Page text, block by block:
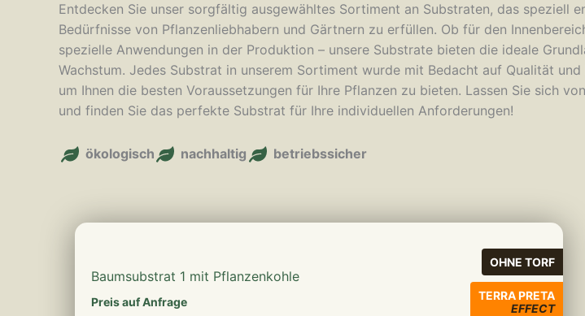
Entdecken Sie unser sorgfältig ausgewähltes Sortiment an Substraten, das speziell
Bedürfnisse von Pflanzenliebhabern und Gärtnern zu erfüllen. Ob für den
spezielle Anwendungen in der Produktion – unsere Substrate bieten die ideale
Wachstum. Jedes Substrat in unserem Sortiment wurde mit Bedacht auf Qualität
um Ihnen die besten Voraussetzungen für Ihre Pflanzen zu bieten. Lassen Sie sich
und finden Sie das perfekte Substrat für Ihre individuellen Anforderungen!
ökologisch nachhaltig betriebssicher
OHNE TORF
TERRA PRETA
EFFECT
Baumsubstrat 1 mit Pflanzenkohle
Preis auf Anfrage